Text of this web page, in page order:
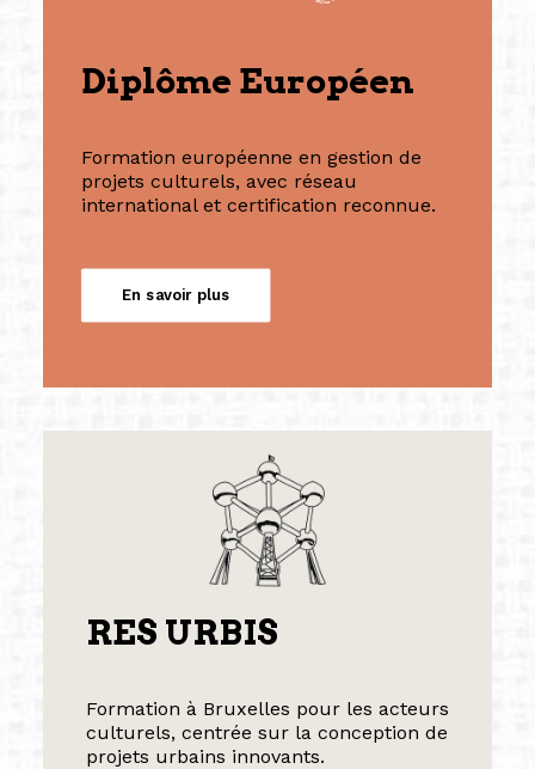
Diplôme Européen
Formation européenne en gestion de
projets culturels, avec réseau
international et certification reconnue.
En savoir plus
RES URBIS
Formation à Bruxelles pour les acteurs
culturels, centrée sur la conception de
projets urbains innovants.